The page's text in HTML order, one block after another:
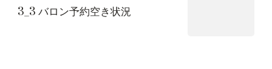
3_3 バロン予約空き状況